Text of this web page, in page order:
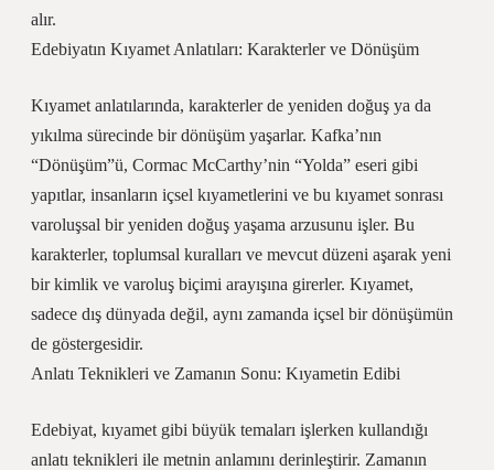
alır.
Edebiyatın Kıyamet Anlatıları: Karakterler ve Dönüşüm
Kıyamet anlatılarında, karakterler de yeniden doğuş ya da
yıkılma sürecinde bir dönüşüm yaşarlar. Kafka’nın
“Dönüşüm”ü, Cormac McCarthy’nin “Yolda” eseri gibi
yapıtlar, insanların içsel kıyametlerini ve bu kıyamet sonrası
varoluşsal bir yeniden doğuş yaşama arzusunu işler. Bu
karakterler, toplumsal kuralları ve mevcut düzeni aşarak yeni
bir kimlik ve varoluş biçimi arayışına girerler. Kıyamet,
sadece dış dünyada değil, aynı zamanda içsel bir dönüşümün
de göstergesidir.
Anlatı Teknikleri ve Zamanın Sonu: Kıyametin Edibi
Edebiyat, kıyamet gibi büyük temaları işlerken kullandığı
anlatı teknikleri ile metnin anlamını derinleştirir. Zamanın